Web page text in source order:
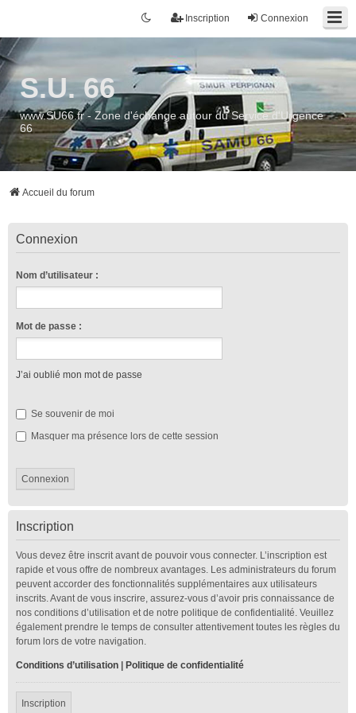
Connexion
Inscription
S.U. 66
www.SU66.fr - Zone d'échange autour du Service d'Urgence
66
Accueil du forum
Connexion
Nom d’utilisateur :
Mot de passe :
J’ai oublié mon mot de passe
Se souvenir de moi
Masquer ma présence lors de cette session
Inscription
Vous devez être inscrit avant de pouvoir vous connecter. L’inscription est
rapide et vous offre de nombreux avantages. Les administrateurs du forum
peuvent accorder des fonctionnalités supplémentaires aux utilisateurs
inscrits. Avant de vous inscrire, assurez-vous d’avoir pris connaissance de
nos conditions d’utilisation et de notre politique de confidentialité. Veuillez
également prendre le temps de consulter attentivement toutes les règles du
forum lors de votre navigation.
Conditions d’utilisation Politique de confidentialité
Inscription